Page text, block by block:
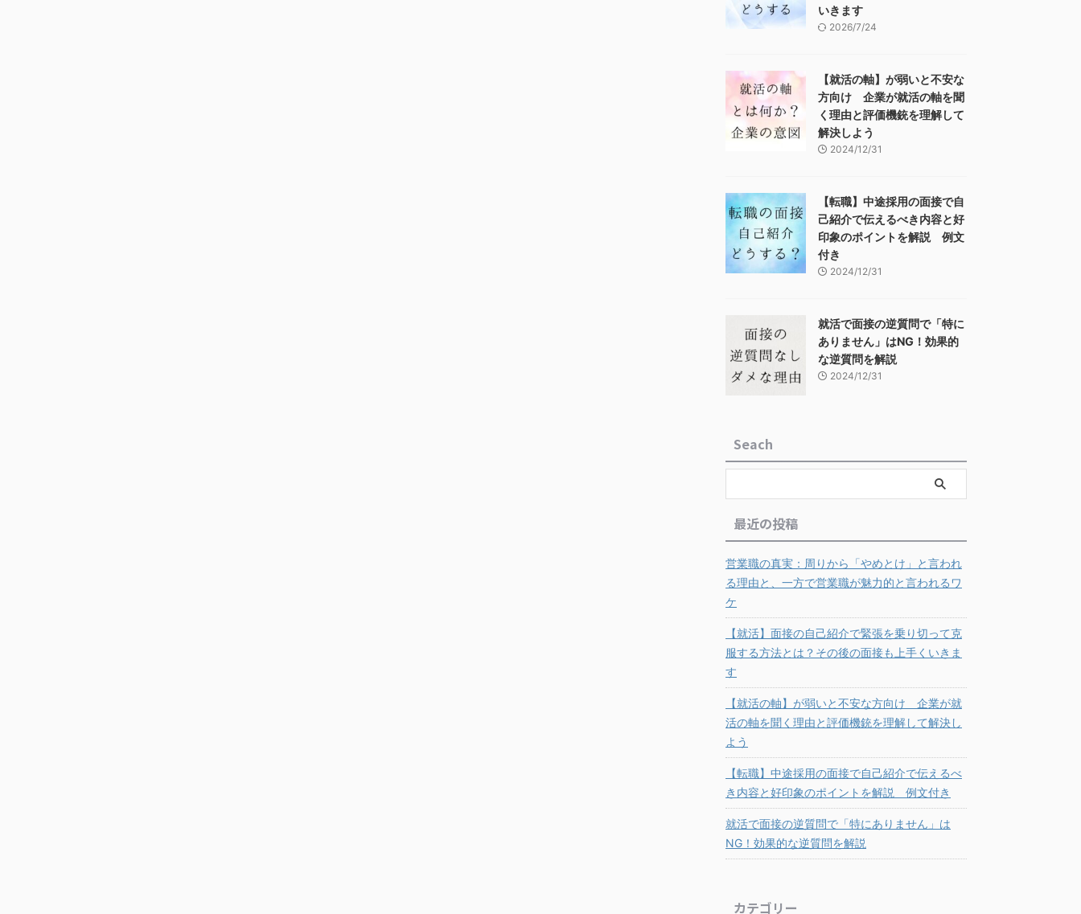
いきます
2026/7/24
【就活の軸】が弱いと不安な
方向け 企業が就活の軸を聞
く理由と評価機銃を理解して
解決しよう
2024/12/31
【転職】中途採用の面接で自
己紹介で伝えるべき内容と好
印象のポイントを解説 例文
付き
2024/12/31
就活で面接の逆質問で「特に
ありません」はNG！効果的
な逆質問を解説
2024/12/31
Seach
最近の投稿
営業職の真実：周りから「やめとけ」と言われ
る理由と、一方で営業職が魅力的と言われるワ
ケ
【就活】面接の自己紹介で緊張を乗り切って克
服する方法とは？その後の面接も上手くいきま
す
【就活の軸】が弱いと不安な方向け 企業が就
活の軸を聞く理由と評価機銃を理解して解決し
よう
【転職】中途採用の面接で自己紹介で伝えるべ
き内容と好印象のポイントを解説 例文付き
就活で面接の逆質問で「特にありません」は
NG！効果的な逆質問を解説
カテゴリー